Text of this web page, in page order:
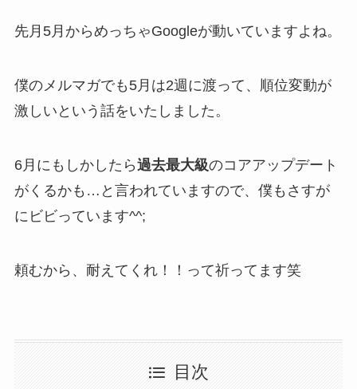
先月5月からめっちゃGoogleが動いていますよね。
僕のメルマガでも5月は2週に渡って、順位変動が
激しいという話をいたしました。
6月にもしかしたら過去最大級のコアアップデート
がくるかも…と言われていますので、僕もさすが
にビビっています^^;
頼むから、耐えてくれ！！って祈ってます笑
目次